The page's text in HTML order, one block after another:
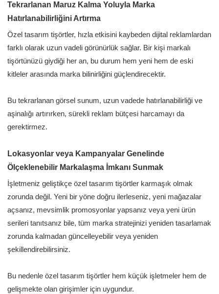
Tekrarlanan Maruz Kalma Yoluyla Marka
Hatırlanabilirliğini Artırma
Özel tasarım tişörtler, hızla etkisini kaybeden dijital reklamlardan
farklı olarak uzun vadeli görünürlük sağlar. Bir kişi markalı
tişörtünüzü giydiği her an, bu durum hem yeni hem de eski
kitleler arasında marka bilinirliğini güçlendirecektir.
Bu tekrarlanan görsel sunum, uzun vadede hatırlanabilirliği ve
aşinalığı artırırken, sürekli reklam bütçesi harcamayı da
gerektirmez.
Lokasyonlar veya Kampanyalar Genelinde
Ölçeklenebilir Markalaşma İmkanı Sunmak
İşletmeniz geliştikçe özel tasarım tişörtler karmaşık olmak
zorunda değil. Yeni bir yöne doğru ilerleseniz, yeni mağazalar
açsanız, mevsimlik promosyonlar yapsanız veya yeni ürün
serileri tanıtsanız bile, tüm marka stratejinizi yeniden tasarlamak
zorunda kalmadan güncelleyebilir veya yeniden
şekillendirebilirsiniz.
Bu nedenle özel tasarım tişörtler hem küçük işletmeler hem de
gelişmekte olan girişimler için uygundur.